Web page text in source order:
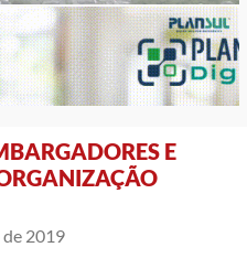
E
de 2019